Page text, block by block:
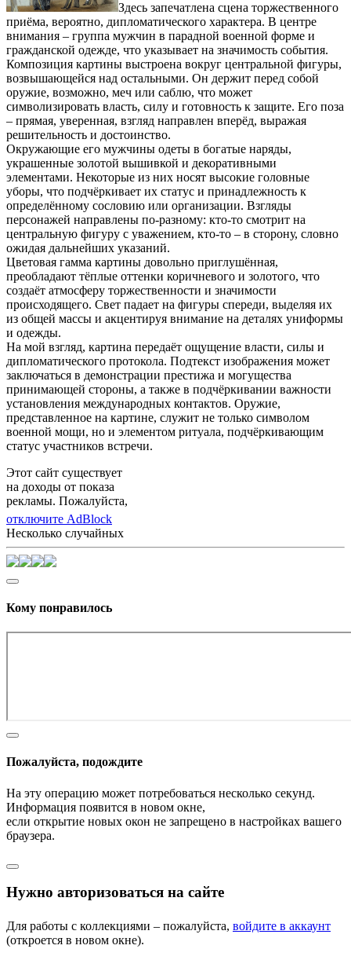
Здесь запечатлена сцена торжественного
приёма, вероятно, дипломатического характера. В центре
внимания – группа мужчин в парадной военной форме и
гражданской одежде, что указывает на значимость события.
Композиция картины выстроена вокруг центральной фигуры,
возвышающейся над остальными. Он держит перед собой
оружие, возможно, меч или саблю, что может
символизировать власть, силу и готовность к защите. Его поза
– прямая, уверенная, взгляд направлен вперёд, выражая
решительность и достоинство.
Окружающие его мужчины одеты в богатые наряды,
украшенные золотой вышивкой и декоративными
элементами. Некоторые из них носят высокие головные
уборы, что подчёркивает их статус и принадлежность к
определённому сословию или организации. Взгляды
персонажей направлены по-разному: кто-то смотрит на
центральную фигуру с уважением, кто-то – в сторону, словно
ожидая дальнейших указаний.
Цветовая гамма картины довольно приглушённая,
преобладают тёплые оттенки коричневого и золотого, что
создаёт атмосферу торжественности и значимости
происходящего. Свет падает на фигуры спереди, выделяя их
из общей массы и акцентируя внимание на деталях униформы
и одежды.
На мой взгляд, картина передаёт ощущение власти, силы и
дипломатического протокола. Подтекст изображения может
заключаться в демонстрации престижа и могущества
принимающей стороны, а также в подчёркивании важности
установления международных контактов. Оружие,
представленное на картине, служит не только символом
военной мощи, но и элементом ритуала, подчёркивающим
статус участников встречи.
Этот сайт существует
на доходы от показа
рекламы. Пожалуйста,
отключите AdBlock
Несколько случайных
Кому понравилось
Пожалуйста, подождите
На эту операцию может потребоваться несколько секунд.
Информация появится в новом окне,
если открытие новых окон не запрещено в настройках вашего
браузера.
Нужно авторизоваться на сайте
Для работы с коллекциями – пожалуйста, войдите в аккаунт
(откроется в новом окне).